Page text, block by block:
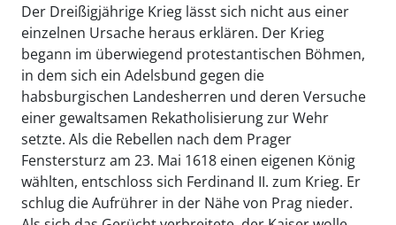
Der Dreißigjährige Krieg lässt sich nicht aus einer
einzelnen Ursache heraus erklären. Der Krieg
begann im überwiegend protestantischen Böhmen,
in dem sich ein Adelsbund gegen die
habsburgischen Landesherren und deren Versuche
einer gewaltsamen Rekatholisierung zur Wehr
setzte. Als die Rebellen nach dem Prager
Fenstersturz am 23. Mai 1618 einen eigenen König
wählten, entschloss sich Ferdinand II. zum Krieg. Er
schlug die Aufrührer in der Nähe von Prag nieder.